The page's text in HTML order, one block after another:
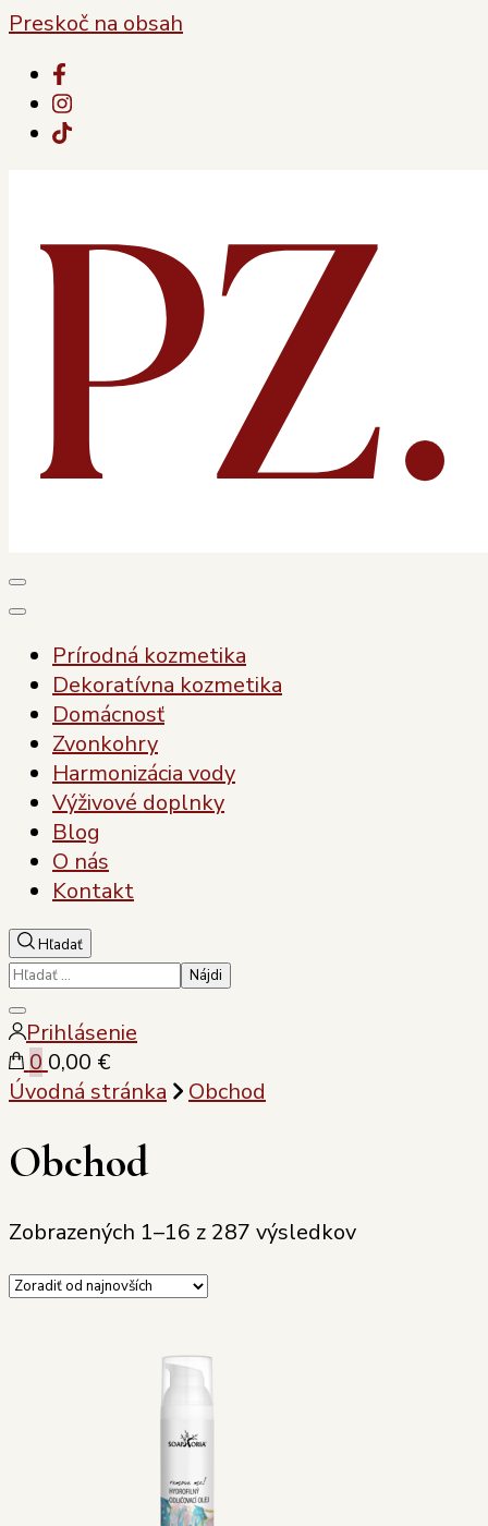
Preskoč na obsah
Prírodná kozmetika
Dekoratívna kozmetika
Domácnosť
Zvonkohry
Harmonizácia vody
Výživové doplnky
Blog
O nás
Kontakt
Hľadať
Hľadať:
Zatvoriť
vyhľadávanie
Prihlásenie
0 0,00 €
Úvodná stránka
Obchod
Obchod
Zobrazených 1–16 z 287 výsledkovSorted